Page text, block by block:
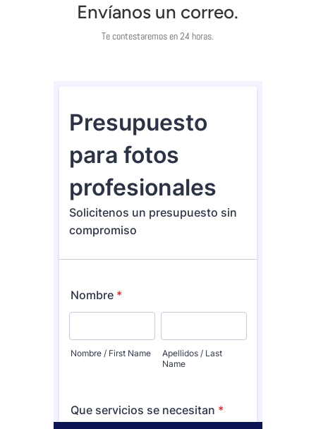
Envíanos un correo.
Te contestaremos en 24 horas.